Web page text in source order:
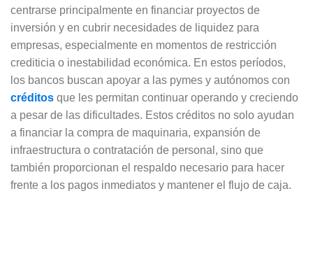
centrarse principalmente en financiar proyectos de
inversión y en cubrir necesidades de liquidez para
empresas, especialmente en momentos de restricción
crediticia o inestabilidad económica. En estos períodos,
los bancos buscan apoyar a las pymes y autónomos con
créditos que les permitan continuar operando y creciendo
a pesar de las dificultades. Estos créditos no solo ayudan
a financiar la compra de maquinaria, expansión de
infraestructura o contratación de personal, sino que
también proporcionan el respaldo necesario para hacer
frente a los pagos inmediatos y mantener el flujo de caja.